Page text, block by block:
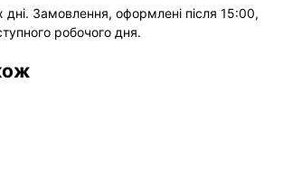
дні. Замовлення, оформлені після 15:00,
робочого дня.